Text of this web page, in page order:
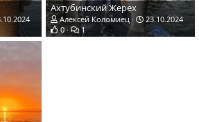
Ахтубинский Жерех
Алексей Коломиец
23.10.2024
0
1